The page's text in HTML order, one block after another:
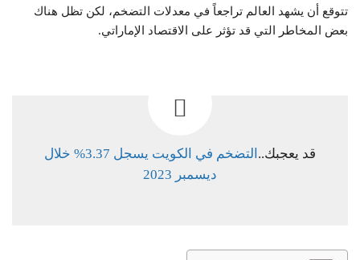
تتوقع أن يشهد العالم تراجعاً في معدلات التضخم، لكن تظل هناك
بعض المخاطر التي قد تؤثر على الاقتصاد الإماراتي.
قد يعجبك..
التضخم في الكويت يسجل 3.37% خلال
ديسمبر 2023